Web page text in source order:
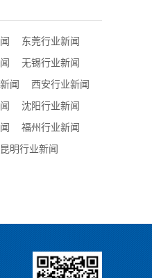
东莞行业新闻
无锡行业新闻
闻
西安行业新闻
沈阳行业新闻
福州行业新闻
昆明行业新闻